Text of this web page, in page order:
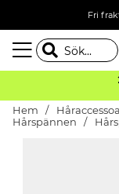
Fri
Hem
Hårspännen